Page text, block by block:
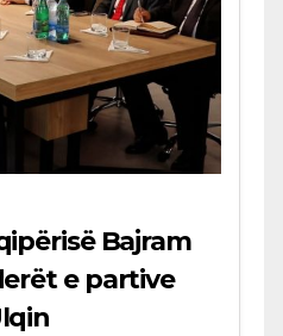
Bajram
e partive